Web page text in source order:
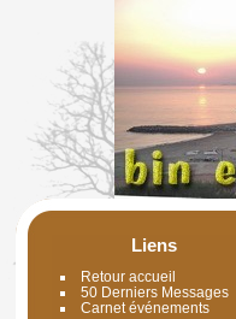
Liens
Retour accueil
50 Derniers Messages
Carnet événements